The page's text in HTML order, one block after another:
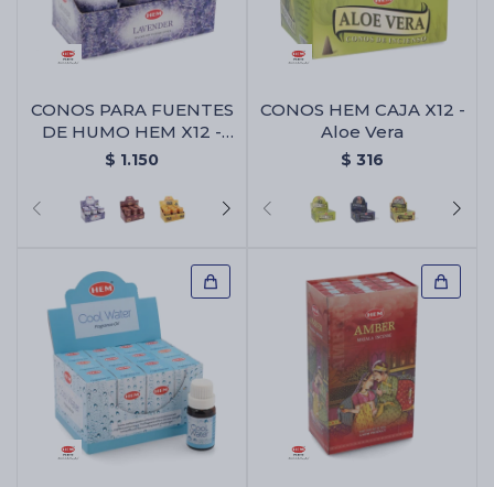
CONOS PARA FUENTES
DE HUMO HEM X12 -
Lavanda
$ 1.150
CONOS HEM CAJA X12 -
Aloe Vera
$ 316